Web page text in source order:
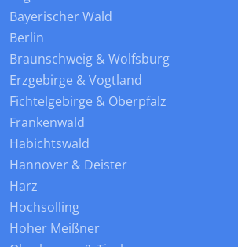
Bayerischer Wald
Berlin
Braunschweig & Wolfsburg
Erzgebirge & Vogtland
Fichtelgebirge & Oberpfalz
Frankenwald
Habichtswald
Hannover & Deister
Harz
Hochsolling
Hoher Meißner